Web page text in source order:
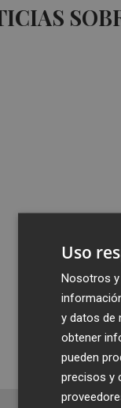
Uso
Nosotros
y datos de
obtener
pueden
precisos y